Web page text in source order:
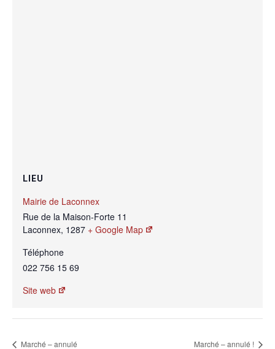
LIEU
Mairie de Laconnex
Rue de la Maison-Forte 11
Laconnex, 1287 + Google Map
Téléphone
022 756 15 69
Site web
Marché – annulé Marché – annulé !